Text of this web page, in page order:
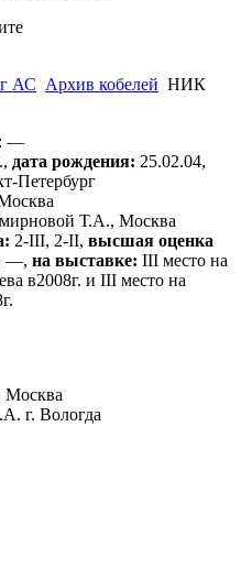
АС Архив кобелей НИК
: —
дата рождения: 25.02.04,
Петербург
Т.А., Москва
2-III, 2-II, высшая оценка
—, на выставке: III место на
в2008г. и III место на
Москва
г. Вологда